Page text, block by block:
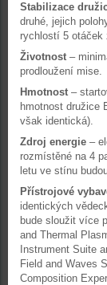
Stabilizace
druhé, jejich
rychlostí 5 otáček
Životnost –
prodloužení mise.
Hmotnost –
hmotnost družice
však identická).
Zdroj energie –
rozmístěné na 4
letu ve stínu
Přístrojové
identických
bude sloužit více
and Thermal
Instrument Suite
Field and Waves
Composition